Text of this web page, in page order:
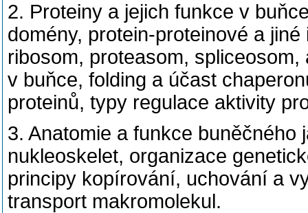
2. Proteiny a jejich funkce v
domény, protein-proteinové a
ribosom, proteasom,
v buňce, folding a účast
proteinů, typy regulace aktivity
3. Anatomie a funkce
nukleoskelet, organizace
principy kopírování, uchování a
transport makromolekul.